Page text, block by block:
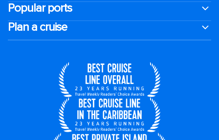
Popular ports
Plan a cruise